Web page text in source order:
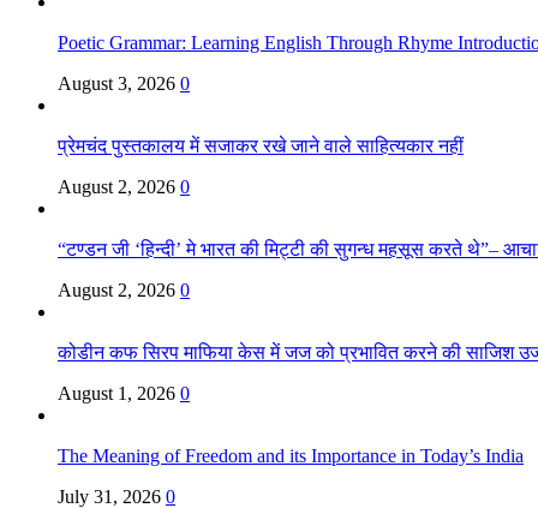
Poetic Grammar: Learning English Through Rhyme
August 3, 2026 0
प्रेमचंद पुस्तकालय में सजाकर रखे जाने वाले साहित्यकार नहीं
August 2, 2026 0
“टण्डन जी ‘हिन्दी’ मे भारत की मिट्टी की सुगन्ध महसूस करते थे”–
August 2, 2026 0
कोडीन कफ सिरप माफिया केस में जज को प्रभावित करने की साजिश
August 1, 2026 0
The Meaning of Freedom and its Importance in Today’s India
July 31, 2026 0